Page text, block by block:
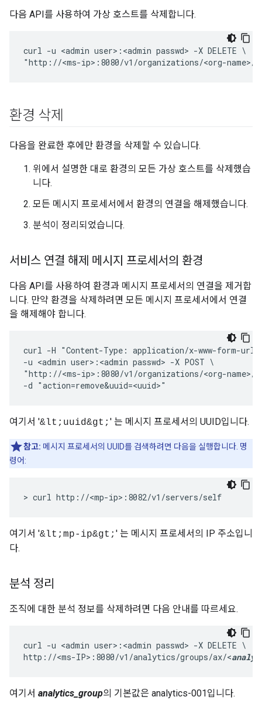
다음 API를 사용하여 가상 호스트를 삭제합니다.
curl -u <admin user>:<admin passwd> -X DELETE \
"http://<ms-ip>:8080/v1/organizations/<org-
환경 삭제
다음을 완료한 후에만 환경을 삭제할 수 있습니다.
위에서 설명한 대로 환경의 모든 가상 호스트를 삭제했습
니다.
모든 메시지 프로세서에서 환경의 연결을 해제했습니다.
분석이 정리되었습니다.
서비스 연결 해제 메시지 프로세서의 환경
다음 API를 사용하여 환경과 메시지 프로세서의 연결을 제거합
니다. 만약 환경을 삭제하려면 모든 메시지 프로세서에서 연결
을 해제해야 합니다.
curl -H "Content-Type: application/x-www-form-
-u <admin user>:<admin passwd> -X POST \
"http://<ms-ip>:8080/v1/organizations/<org-name>/
-d "action=remove&uuid=<uuid>"
여기서 '&lt;uuid&gt; ' 는 메시지 프로세서의 UUID입니다.
참고: 메시지 프로세서의 UUID를 검색하려면 다음을 실행합니다. 명
령어:
> curl http://<mp-ip>:8082/v1/servers/self
여기서 '&lt;mp-ip&gt; ' 는 메시지 프로세서의 IP 주소입니
다.
분석 정리
조직에 대한 분석 정보를 삭제하려면 다음 안내를 따르세요.
curl -u <admin user>:<admin passwd> -X DELETE \
http://<ms-IP>:8080/v1/analytics/groups/ax/<
여기서 analytics_group의 기본값은 analytics-001입니다.